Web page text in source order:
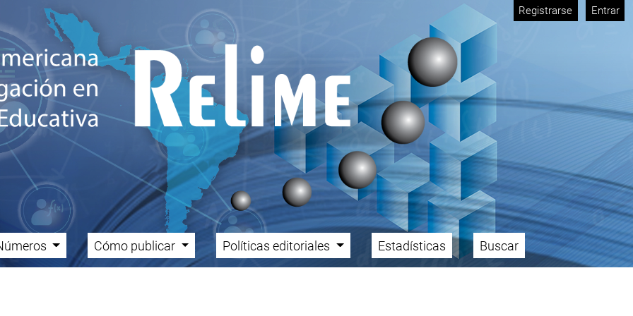
Registrarse Entrar
Cómo publicar Políticas editoriales Estadísticas Buscar